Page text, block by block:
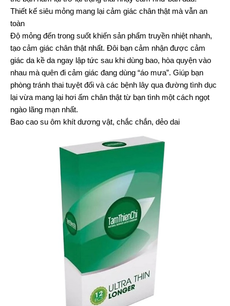
Thiết kế siêu mỏng mang lại cảm giác chân thật mà vẫn an
toàn
Độ mỏng đến trong suốt khiến sản phẩm truyền nhiệt nhanh,
tạo cảm giác chân thật nhất. Đôi bạn cảm nhận được cảm
giác da kề da ngay lập tức sau khi dùng bao, hòa quyện vào
nhau mà quên đi cảm giác đang dùng “áo mưa”. Giúp bạn
phòng tránh thai tuyệt đối và các bệnh lây qua đường tình dục
lại vừa mang lại hơi ấm chân thật từ bạn tình một cách ngọt
ngào lãng mạn nhất.
Bao cao su ôm khít dương vật, chắc chắn, dẻo dai